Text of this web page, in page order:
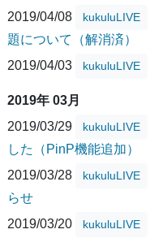
2019/04/08
kukuluLIVE
題について（解消済）
2019/04/03
kukuluLIVE
2019年 03月
2019/03/29
kukuluLIVE
した（PinP機能追加）
2019/03/28
kukuluLIVE
らせ
2019/03/20
kukuluLIVE